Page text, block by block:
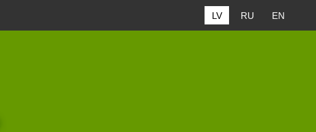
LV RU EN